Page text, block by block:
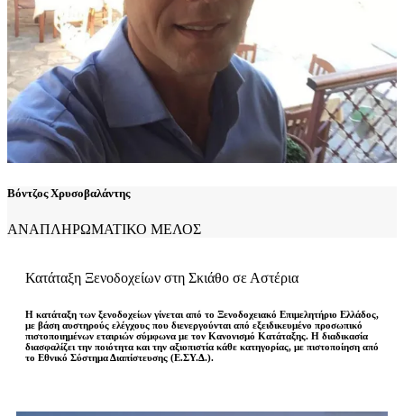
Βόντζος Χρυσοβαλάντης
ΑΝΑΠΛΗΡΩΜΑΤΙΚΟ ΜΕΛΟΣ
Κατάταξη Ξενοδοχείων στη Σκιάθο σε Αστέρια
Η κατάταξη των ξενοδοχείων γίνεται από το Ξενοδοχειακό Επιμελητήριο Ελλάδος,
με βάση αυστηρούς ελέγχους που διενεργούνται από εξειδικευμένο προσωπικό
πιστοποιημένων εταιριών σύμφωνα με τον Κανονισμό Κατάταξης. Η διαδικασία
διασφαλίζει την ποιότητα και την αξιοπιστία κάθε κατηγορίας, με πιστοποίηση από
το Εθνικό Σύστημα Διαπίστευσης (Ε.ΣΥ.Δ.).